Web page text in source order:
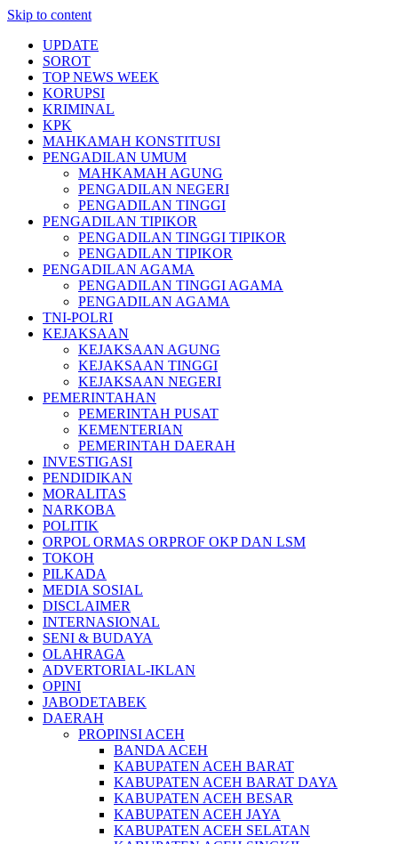
Skip to content
UPDATE
SOROT
TOP NEWS WEEK
KORUPSI
KRIMINAL
KPK
MAHKAMAH KONSTITUSI
PENGADILAN UMUM
MAHKAMAH AGUNG
PENGADILAN NEGERI
PENGADILAN TINGGI
PENGADILAN TIPIKOR
PENGADILAN TINGGI TIPIKOR
PENGADILAN TIPIKOR
PENGADILAN AGAMA
PENGADILAN TINGGI AGAMA
PENGADILAN AGAMA
TNI-POLRI
KEJAKSAAN
KEJAKSAAN AGUNG
KEJAKSAAN TINGGI
KEJAKSAAN NEGERI
PEMERINTAHAN
PEMERINTAH PUSAT
KEMENTERIAN
PEMERINTAH DAERAH
INVESTIGASI
PENDIDIKAN
MORALITAS
NARKOBA
POLITIK
ORPOL ORMAS ORPROF OKP DAN LSM
TOKOH
PILKADA
MEDIA SOSIAL
DISCLAIMER
INTERNASIONAL
SENI & BUDAYA
OLAHRAGA
ADVERTORIAL-IKLAN
OPINI
JABODETABEK
DAERAH
PROPINSI ACEH
BANDA ACEH
KABUPATEN ACEH BARAT
KABUPATEN ACEH BARAT DAYA
KABUPATEN ACEH BESAR
KABUPATEN ACEH JAYA
KABUPATEN ACEH SELATAN